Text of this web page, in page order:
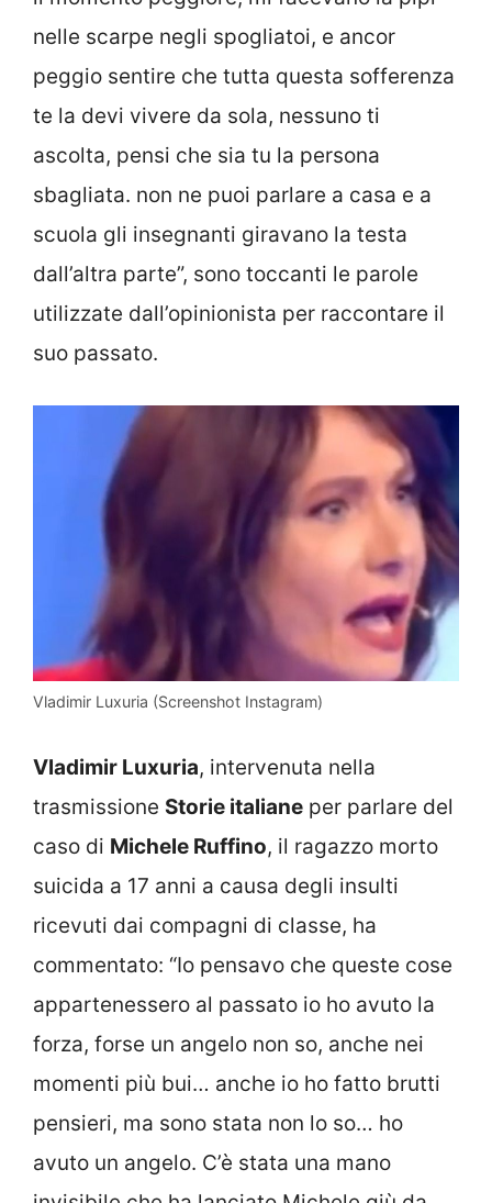
nelle scarpe negli spogliatoi, e ancor
peggio sentire che tutta questa sofferenza
te la devi vivere da sola, nessuno ti
ascolta, pensi che sia tu la persona
sbagliata. non ne puoi parlare a casa e a
scuola gli insegnanti giravano la testa
dall’altra parte”, sono toccanti le parole
utilizzate dall’opinionista per raccontare il
suo passato.
Vladimir Luxuria (Screenshot Instagram)
Vladimir Luxuria, intervenuta nella
trasmissione Storie italiane per parlare del
caso di Michele Ruffino, il ragazzo morto
suicida a 17 anni a causa degli insulti
ricevuti dai compagni di classe, ha
commentato: “Io pensavo che queste cose
appartenessero al passato io ho avuto la
forza, forse un angelo non so, anche nei
momenti più bui… anche io ho fatto brutti
pensieri, ma sono stata non lo so… ho
avuto un angelo. C’è stata una mano